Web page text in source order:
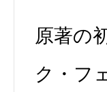
原著の
ク・フ